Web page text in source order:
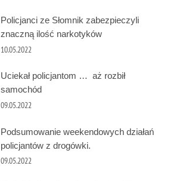
Policjanci ze Słomnik zabezpieczyli
znaczną ilość narkotyków
10.05.2022
Uciekał policjantom … aż rozbił
samochód
09.05.2022
Podsumowanie weekendowych działań
policjantów z drogówki.
09.05.2022